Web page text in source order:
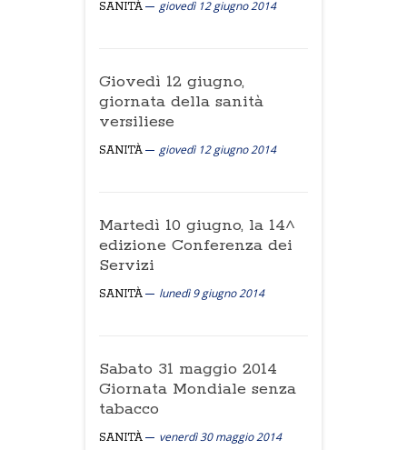
SANITÀ giovedì 12 giugno 2014
Giovedì 12 giugno,
giornata della sanità
versiliese
SANITÀ giovedì 12 giugno 2014
Martedì 10 giugno, la 14^
edizione Conferenza dei
Servizi
SANITÀ lunedì 9 giugno 2014
Sabato 31 maggio 2014
Giornata Mondiale senza
tabacco
SANITÀ venerdì 30 maggio 2014